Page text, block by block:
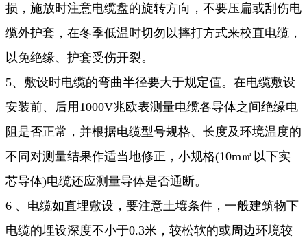
损，施放时注意电缆盘的旋转方向，不要压扁或刮伤电
缆外护套，在冬季低温时切勿以摔打方式来校直电缆，
以免绝缘、护套受伤开裂。
5、敷设时电缆的弯曲半径要大于规定值。在电缆敷设
安装前、后用1000V兆欧表测量电缆各导体之间绝缘电
阻是否正常，并根据电缆型号规格、长度及环境温度的
不同对测量结果作适当地修正，小规格(10m㎡以下实
芯导体)电缆还应测量导体是否通断。
6 、电缆如直埋敷设，要注意土壤条件，一般建筑物下
电缆的埋设深度不小于0.3米，较松软的或周边环境较